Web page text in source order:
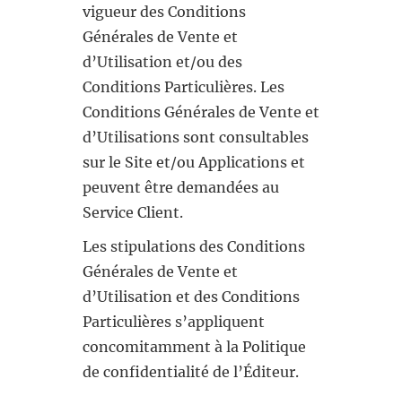
vigueur des Conditions
Générales de Vente et
d’Utilisation et/ou des
Conditions Particulières. Les
Conditions Générales de Vente et
d’Utilisations sont consultables
sur le Site et/ou Applications et
peuvent être demandées au
Service Client.
Les stipulations des Conditions
Générales de Vente et
d’Utilisation et des Conditions
Particulières s’appliquent
concomitamment à la Politique
de confidentialité de l’Éditeur.